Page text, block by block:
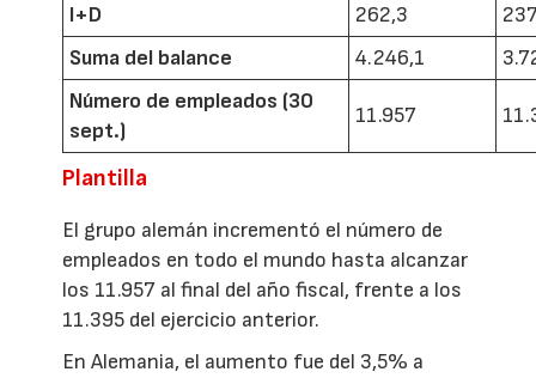
I+D
262,3
Suma del balance
4.246,1
Número de empleados (30
sept.)
11.957
Plantilla
El grupo alemán incrementó el número de
empleados en todo el mundo hasta alcanzar
los 11.957 al final del año fiscal, frente a los
11.395 del ejercicio anterior.
En Alemania, el aumento fue del 3,5% a